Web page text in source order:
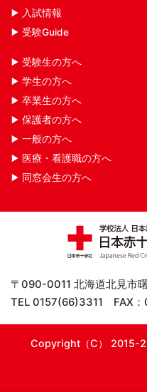
入試情報
受験Guide
受験生の方へ
学生の方へ
卒業生の方へ
保護者の方へ
一般の方へ
医療・看護職の方へ
同窓会生の方へ
〒090-0011 北海道北見市
TEL 0157(66)3311 FAX：
Copyright（C） 2015-